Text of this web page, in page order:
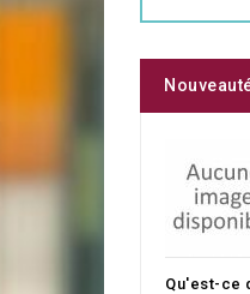
Qu'est-ce